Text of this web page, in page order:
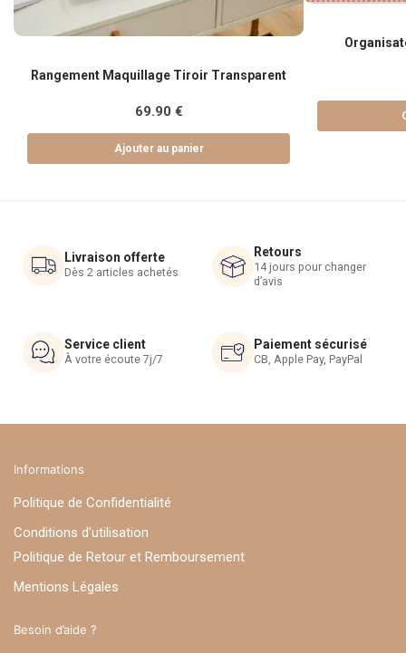
Rangement Maquillage Tiroir Transparent
69.90 €
Ajouter au panier
produit
Les
la
Livraison offerte
Dès 2 articles achetés
Retours
14 jours pour changer
d’avis
Service client
À votre écoute 7j/7
Paiement sécurisé
CB, Apple Pay, PayPal
Informations
Politique de Confidentialité
Conditions d’utilisation
Politique de Retour et Remboursement
Mentions Légales
Besoin d’aide ?